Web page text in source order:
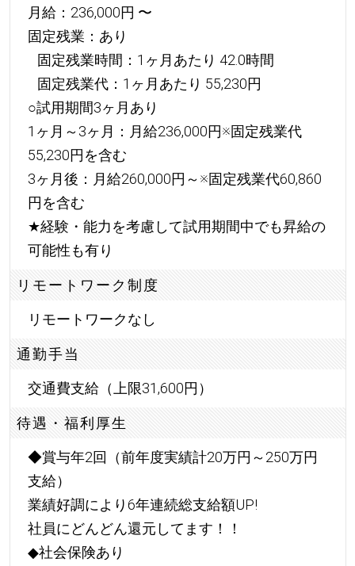
月給：236,000円 〜
固定残業：あり
固定残業時間：1ヶ月あたり 42.0時間
固定残業代：1ヶ月あたり 55,230円
○試用期間3ヶ月あり
1ヶ月～3ヶ月：月給236,000円※固定残業代
55,230円を含む
3ヶ月後：月給260,000円～※固定残業代60,860
円を含む
★経験・能力を考慮して試用期間中でも昇給の
可能性も有り
リモートワーク制度
リモートワークなし
通勤手当
交通費支給（上限31,600円）
待遇・福利厚生
◆賞与年2回（前年度実績計20万円～250万円
支給）
業績好調により6年連続総支給額UP!
社員にどんどん還元してます！！
◆社会保険あり